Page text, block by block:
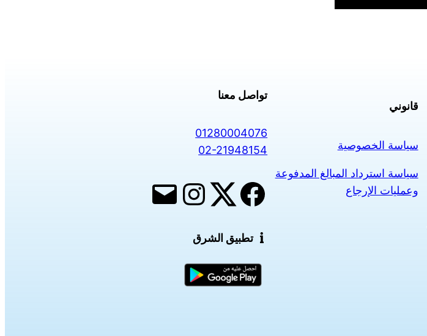
قانوني
سياسة الخصوصية
سياسة استرداد المبالغ المدفوعة
وعمليات الإرجاع
تواصل معنا
01280004076
02-21948154
تطبيق الشرق